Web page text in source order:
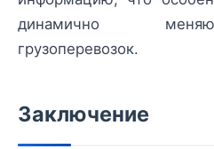
динамично
грузоперевозок.
Заключение